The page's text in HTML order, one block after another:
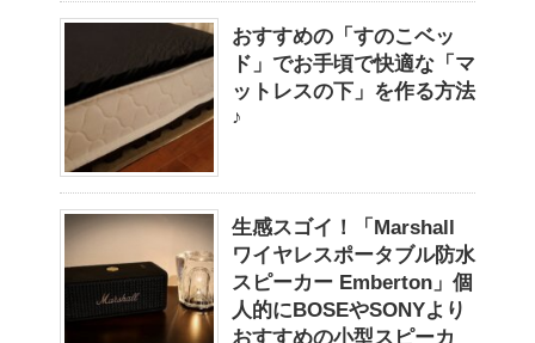
おすすめの「すのこベッ
ド」でお手頃で快適な「マ
ットレスの下」を作る方法
♪
生感スゴイ！「Marshall
ワイヤレスポータブル防水
スピーカー Emberton」個
人的にBOSEやSONYより
おすすめの小型スピーカ